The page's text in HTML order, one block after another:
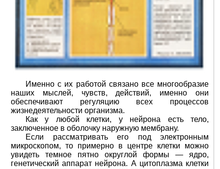
Именно с их работой связано все многообразие
наших мыслей, чувств, действий, именно они
обеспечивают регуляцию всех процессов
жизнедеятельности организма.
Как у любой клетки, у нейрона есть тело,
заключенное в оболочку наружную мембрану.
Если рассматривать его под электронным
микроскопом, то примерно в центре клетки можно
увидеть темное пятно округлой формы — ядро,
генетический аппарат нейрона. А цитоплазма клетки